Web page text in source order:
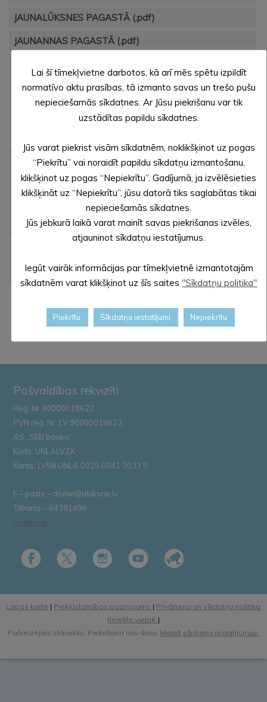
JAUNALŪKSNES PAGASTĀ (.pdf)
JAUNANNAS PAGASTĀ (.pdf)
KALNCEMPJU PAGASTĀ (.pdf)
LIEPNAS PAGASTĀ (.pdf)
MĀLUPES PAGASTĀ (.pdf)
MĀRKALNES PAGASTĀ (.pdf)
PEDEDZES PAGASTĀ (.pdf)
VECLAICENES PAGASTĀ (.pdf)
ZIEMERA PAGASTĀ (.pdf)
Pašvaldības rekvizīti
Reģ. Nr.90000018622
PVN reģ. Nr. LV 90000018622
AS „SEB banka”
Kods: UNLALV2X
Konts: LV58 UNLA 0025 0041 3033 5
E – pasts – dome@aluksne.lv
Tālrunis – 64381496
E-adrese
Lapas karte | Piekļūstamības paziņojums | Privātuma un sīkdatņu politika
tīmekļa vietnē |
Pašreizējais stāvoklis: Piekrišana nav dota. Mainīt sīkdatņu iestatījumus.
Lai šī tīmekļvietne darbotos, kā arī mēs spētu izpildīt
normatīvo aktu prasības, tā izmanto savas un trešo pušu
nepieciešamās sīkdatnes. Ar Jūsu piekrišanu var tik
uzstādītas papildu sīkdatnes.
Jūs varat piekrist visām sīkdatnēm, noklikšķinot uz pogas
“Piekrītu” vai noraidīt papildu sīkdatņu izmantošanu,
klikšķinot uz pogas “Nepiekrītu”. Gadījumā, ja izvēlēsieties
klikšķināt uz “Nepiekrītu”, jūsu datorā tiks saglabātas tikai
nepieciešamās sīkdatnes.
Jūs jebkurā laikā varat mainīt savas piekrišanas izvēles,
atjauninot sīkdatņu iestatījumus.
Iegūt vairāk informācijas par tīmekļvietnē izmantotajām
sīkdatnēm varat klikšķinot uz šīs saites "Sīkdatņu politika"
Piekrītu Sīkdatņu iestatījumi Nepiekrītu